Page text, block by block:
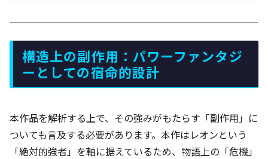
構造上の副作用：パワーファンタジ
ーとしての宿命的設計
本作品を解析する上で、その強みがもたらす「副作用」に
ついても言及する必要があります。本作はレオンという
「絶対的強者」を軸に据えているため、物語上の「危機」